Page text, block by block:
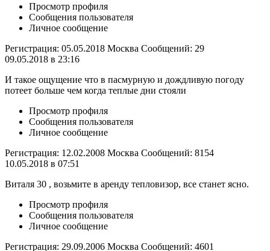
Просмотр профиля
Сообщения пользователя
Личное сообщение
Регистрация: 05.05.2018 Москва Сообщений: 29
09.05.2018 в 23:16
И такое ощущение что в пасмурную и дождливую погоду
потеет больше чем когда теплые дни стояли
Просмотр профиля
Сообщения пользователя
Личное сообщение
Регистрация: 12.02.2008 Москва Сообщений: 8154
10.05.2018 в 07:51
Виталя 30 , возьмите в аренду тепловизор, все станет ясно.
Просмотр профиля
Сообщения пользователя
Личное сообщение
Регистрация: 29.09.2006 Москва Сообщений: 4601